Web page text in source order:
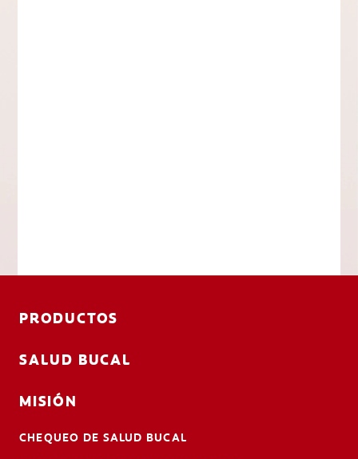
PRODUCTOS
SALUD BUCAL
MISIÓN
CHEQUEO DE SALUD BUCAL